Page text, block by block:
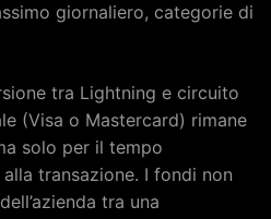
giornaliero, categorie di
tra Lightning e circuito
(Visa o Mastercard) rimane
solo per il tempo
transazione. I fondi non
tra una